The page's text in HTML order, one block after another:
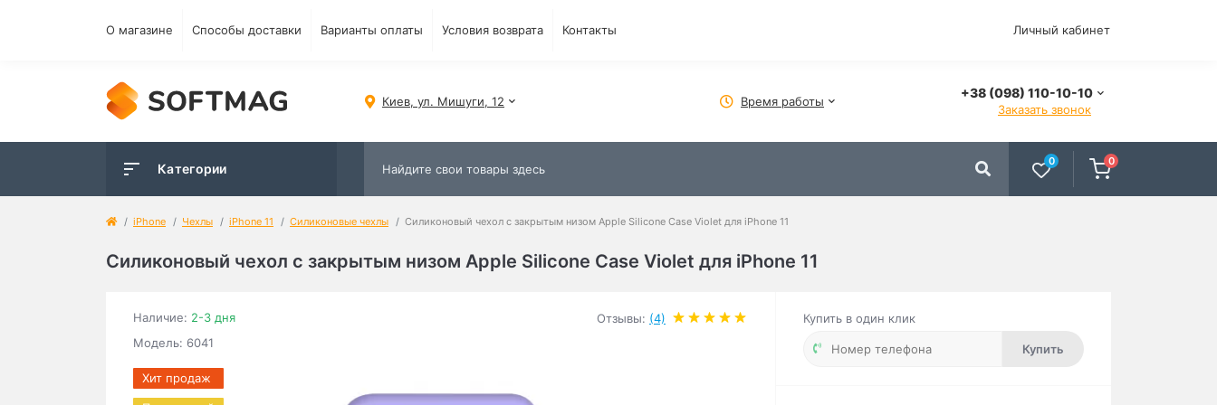
О магазине Способы доставки Варианты оплаты Условия возврата Контакты Личный кабинет
Киев, ул. Мишуги, 12 Время работы
+38 (098) 110-10-10
Заказать звонок
Категории 0 0
iPhone Чехлы iPhone 11 Силиконовые чехлы Силиконовый чехол c закрытым низом Apple Silicone Case Violet для iPhone 11
Силиконовый чехол c закрытым низом Apple Silicone Case Violet для iPhone 11
Наличие: 2-3 дня
Модель: 6041
Отзывы: (4)
Хит продаж
Купить в один клик
Купить